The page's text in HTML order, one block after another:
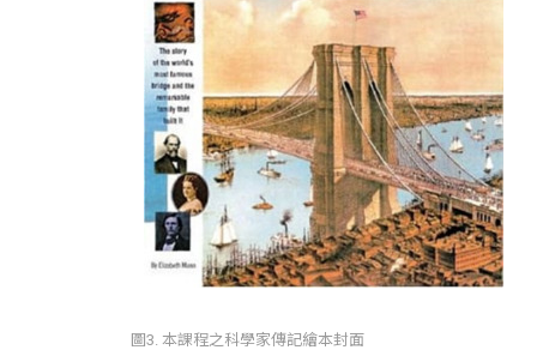
圖3. 本課程之科學家傳記繪本封面